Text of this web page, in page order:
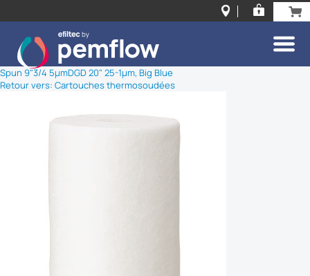
Spun 9"3/4 5µmDGD 20" 25-1µm, Big Blue
Retour vers: Cartouches thermosoudées